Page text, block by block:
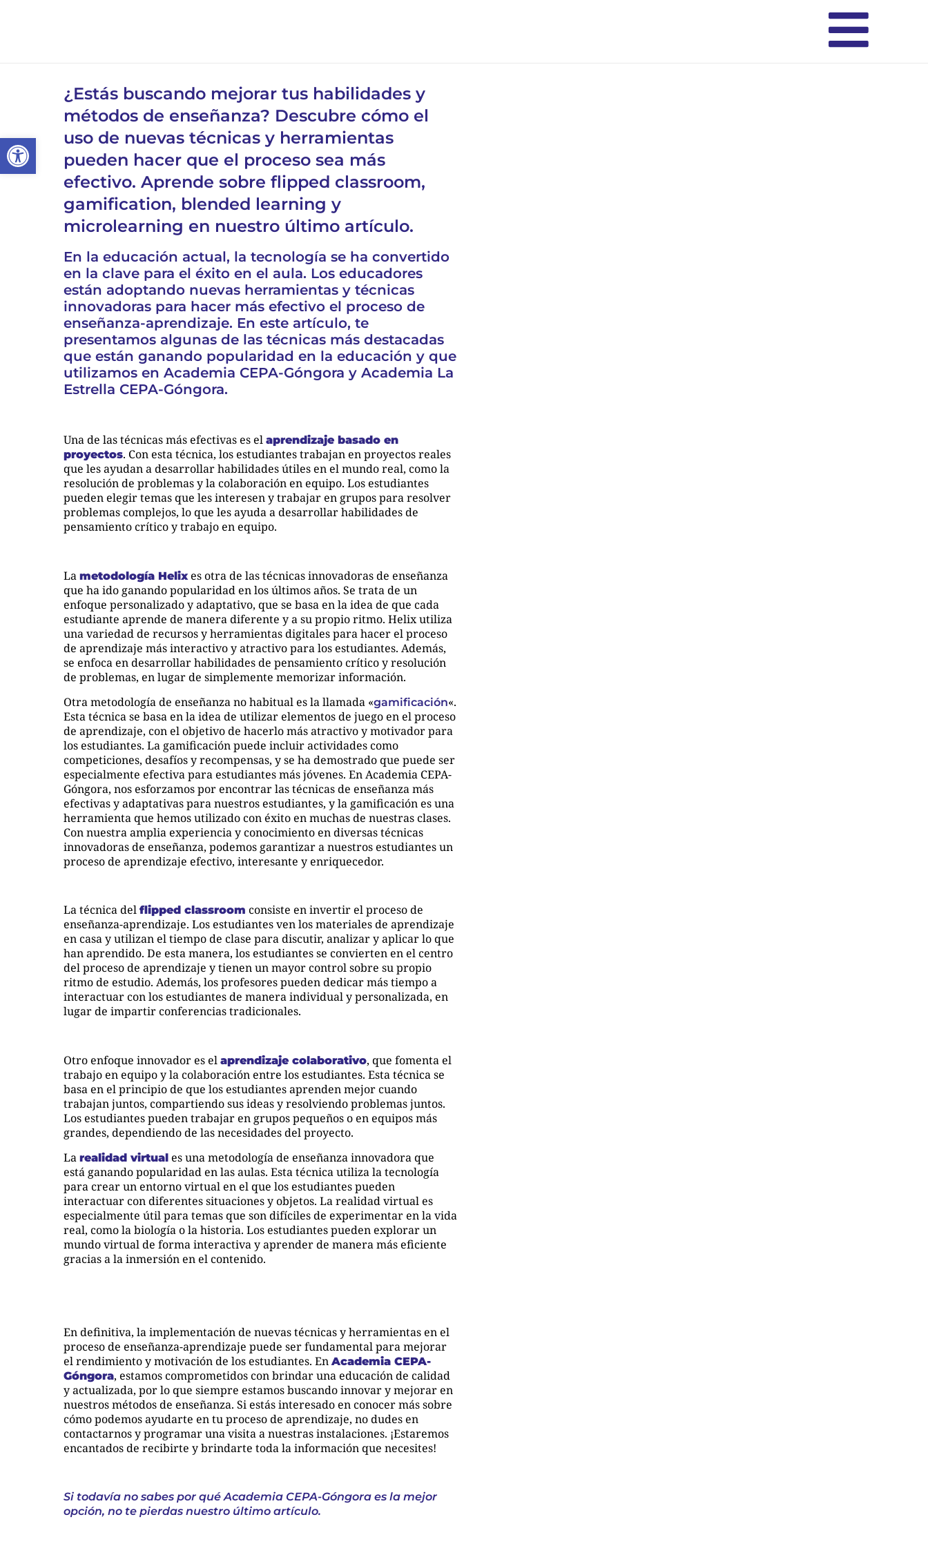
Abrir barra de herramientas
¿Estás buscando mejorar tus habilidades y
métodos de enseñanza? Descubre cómo el
uso de nuevas técnicas y herramientas
pueden hacer que el proceso sea más
efectivo. Aprende sobre flipped classroom,
gamification, blended learning y
microlearning en nuestro último artículo.
En la educación actual, la tecnología se ha convertido
en la clave para el éxito en el aula. Los educadores
están adoptando nuevas herramientas y técnicas
innovadoras para hacer más efectivo el proceso de
enseñanza-aprendizaje. En este artículo, te
presentamos algunas de las técnicas más destacadas
que están ganando popularidad en la educación y que
utilizamos en Academia CEPA-Góngora y Academia La
Estrella CEPA-Góngora.
Una de las técnicas más efectivas es el aprendizaje basado en
proyectos. Con esta técnica, los estudiantes trabajan en proyectos reales
que les ayudan a desarrollar habilidades útiles en el mundo real, como la
resolución de problemas y la colaboración en equipo. Los estudiantes
pueden elegir temas que les interesen y trabajar en grupos para resolver
problemas complejos, lo que les ayuda a desarrollar habilidades de
pensamiento crítico y trabajo en equipo.
La metodología Helixes otra de las técnicas innovadoras de enseñanza
que ha ido ganando popularidad en los últimos años. Se trata de un
enfoque personalizado y adaptativo, que se basa en la idea de que cada
estudiante aprende de manera diferente y a su propio ritmo. Helix utiliza
una variedad de recursos y herramientas digitales para hacer el proceso
de aprendizaje más interactivo y atractivo para los estudiantes. Además,
se enfoca en desarrollar habilidades de pensamiento crítico y resolución
de problemas, en lugar de simplemente memorizar información.
Otra metodología de enseñanza no habitual es la llamada «gamificación«.
Esta técnica se basa en la idea de utilizar elementos de juego en el proceso
de aprendizaje, con el objetivo de hacerlo más atractivo y motivador para
los estudiantes. La gamificación puede incluir actividades como
competiciones, desafíos y recompensas, y se ha demostrado que puede ser
especialmente efectiva para estudiantes más jóvenes. En Academia CEPA-
Góngora, nos esforzamos por encontrar las técnicas de enseñanza más
efectivas y adaptativas para nuestros estudiantes, y la gamificación es una
herramienta que hemos utilizado con éxito en muchas de nuestras clases.
Con nuestra amplia experiencia y conocimiento en diversas técnicas
innovadoras de enseñanza, podemos garantizar a nuestros estudiantes un
proceso de aprendizaje efectivo, interesante y enriquecedor.
La técnica del flipped classroom consiste en invertir el proceso de
enseñanza-aprendizaje. Los estudiantes ven los materiales de aprendizaje
en casa y utilizan el tiempo de clase para discutir, analizar y aplicar lo que
han aprendido. De esta manera, los estudiantes se convierten en el centro
del proceso de aprendizaje y tienen un mayor control sobre su propio
ritmo de estudio. Además, los profesores pueden dedicar más tiempo a
interactuar con los estudiantes de manera individual y personalizada, en
lugar de impartir conferencias tradicionales.
Otro enfoque innovador es el aprendizaje colaborativo, que fomenta el
trabajo en equipo y la colaboración entre los estudiantes. Esta técnica se
basa en el principio de que los estudiantes aprenden mejor cuando
trabajan juntos, compartiendo sus ideas y resolviendo problemas juntos.
Los estudiantes pueden trabajar en grupos pequeños o en equipos más
grandes, dependiendo de las necesidades del proyecto.
La realidad virtual es una metodología de enseñanza innovadora que
está ganando popularidad en las aulas. Esta técnica utiliza la tecnología
para crear un entorno virtual en el que los estudiantes pueden
interactuar con diferentes situaciones y objetos. La realidad virtual es
especialmente útil para temas que son difíciles de experimentar en la vida
real, como la biología o la historia. Los estudiantes pueden explorar un
mundo virtual de forma interactiva y aprender de manera más eficiente
gracias a la inmersión en el contenido.
En definitiva, la implementación de nuevas técnicas y herramientas en el
proceso de enseñanza-aprendizaje puede ser fundamental para mejorar
el rendimiento y motivación de los estudiantes. En Academia CEPA-
Góngora, estamos comprometidos con brindar una educación de calidad
y actualizada, por lo que siempre estamos buscando innovar y mejorar en
nuestros métodos de enseñanza. Si estás interesado en conocer más sobre
cómo podemos ayudarte en tu proceso de aprendizaje, no dudes en
contactarnos y programar una visita a nuestras instalaciones. ¡Estaremos
encantados de recibirte y brindarte toda la información que necesites!
Si todavía no sabes por qué Academia CEPA-Góngora es la mejor
opción, no te pierdas nuestro último artículo.